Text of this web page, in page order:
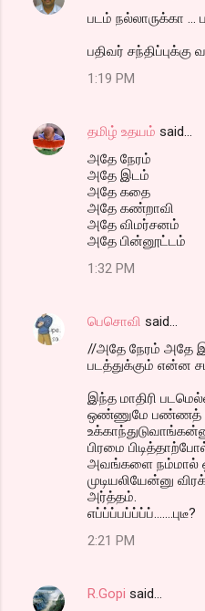
படம் நல்லாருக்கா ...
பதிவர்
1:19 PM
தமிழ் உதயம் said…
அதே நேரம்
அதே இடம்
அதே கதை
அதே கண்றாவி
அதே விமர்சனம்
அதே பின்னூட்டம்
1:32 PM
பெசொவி said…
//அதே நேரம் அதே
படத்துக்கும் என்ன
இந்த மாதிரி
ஒண்ணுமே பண்ணத்
பிரமை
அவங்களை
முடியலியேன்னு
அர்த்தம்.
எப்ப்ப்பப்ப்ப்ப்.......புடீ?
2:21 PM
R.Gopi said…